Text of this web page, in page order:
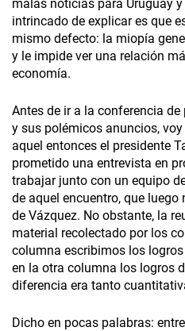
malas noticias para Uruguay
intrincado de explicar es que
mismo defecto: la miopía
y le impide ver una relación
economía.
Antes de ir a la conferencia
y sus polémicos anuncios,
aquel entonces el presidente
prometido una entrevista en
trabajar junto con un equipo
de aquel encuentro, que
de Vázquez. No obstante, la
material recolectado por los
columna escribimos los
en la otra columna los logros
diferencia era tanto
Dicho en pocas palabras: